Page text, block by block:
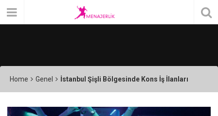
Home Genel İstanbul Şişli Bölgesinde Kons İş İlanları